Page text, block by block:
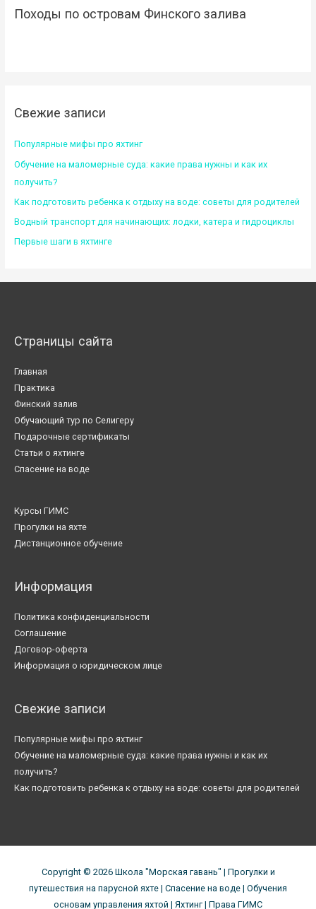
Походы по островам Финского залива
Свежие записи
Популярные мифы про яхтинг
Обучение на маломерные суда: какие права нужны и как их
получить?
Как подготовить ребенка к отдыху на воде: советы для родителей
Водный транспорт для начинающих: лодки, катера и гидроциклы
Первые шаги в яхтинге
Страницы сайта
Главная
Практика
Финский залив
Обучающий тур по Селигеру
Подарочные сертификаты
Статьи о яхтинге
Спасение на воде
Курсы ГИМС
Прогулки на яхте
Дистанционное обучение
Информация
Политика конфиденциальности
Соглашение
Договор-оферта
Информация о юридическом лице
Свежие записи
Популярные мифы про яхтинг
Обучение на маломерные суда: какие права нужны и как их
получить?
Как подготовить ребенка к отдыху на воде: советы для родителей
Copyright © 2026 Школа "Морская гавань" | Прогулки и
путешествия на парусной яхте | Спасение на воде | Обучения
основам управления яхтой | Яхтинг | Права ГИМС